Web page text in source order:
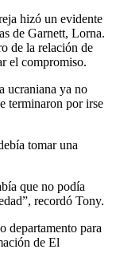
hizó un evidente
de Garnett, Lorna.
de la relación de
el compromiso.
ucraniana ya no
terminaron por irse
tomar una
que no podía
recordó Tony.
departamento para
de El